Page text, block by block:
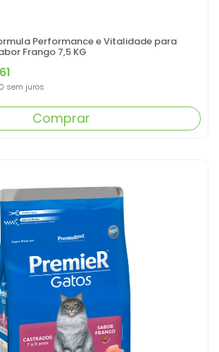
Performance e Vitalidade para
Frango 7,5 KG
sem juros
Comprar